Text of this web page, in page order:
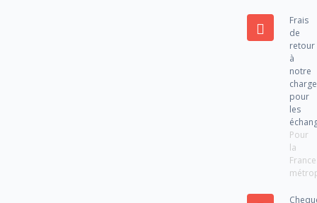
Frais
de
retour
à
notre
charge
pour
les
Pour
la
France